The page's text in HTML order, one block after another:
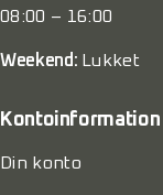
08:00 – 16:00
Weekend: Lukket
Kontoinformation
Din konto